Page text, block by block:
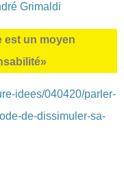
Grimaldi
est un moyen
idees/040420/parler-
de-dissimuler-sa-